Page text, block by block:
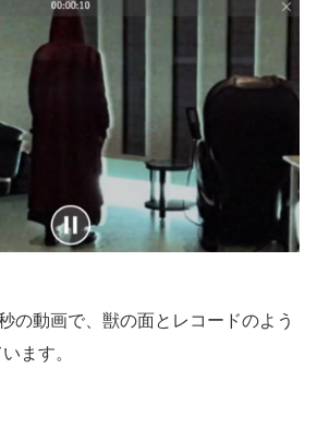
の動画で、獣の面とレコードのよう
ます。